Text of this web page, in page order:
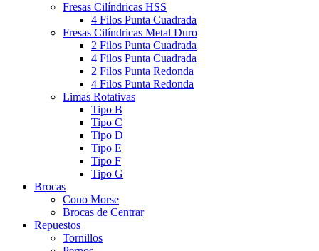
Fresas Cilíndricas HSS
4 Filos Punta Cuadrada
Fresas Cilíndricas Metal Duro
2 Filos Punta Cuadrada
4 Filos Punta Cuadrada
2 Filos Punta Redonda
4 Filos Punta Redonda
Limas Rotativas
Tipo B
Tipo C
Tipo D
Tipo E
Tipo F
Tipo G
Brocas
Cono Morse
Brocas de Centrar
Repuestos
Tornillos